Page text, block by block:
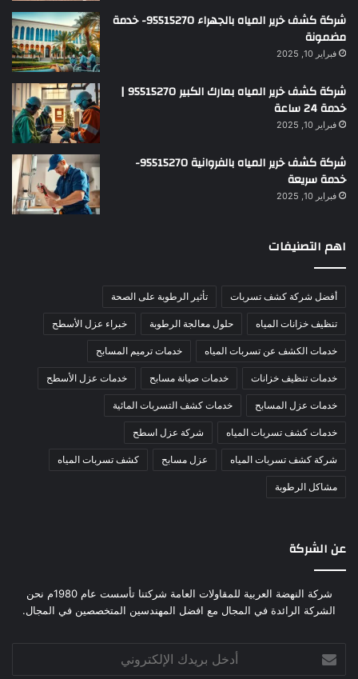
شركة كشف خرير المياه بالجهراء 95515270- خدمة
مضمونة
فبراير 10, 2025
شركة كشف خرير المياه بمارك الكبير 95515270 |
خدمة 24 ساعة
فبراير 10, 2025
شركة كشف خرير المياه بالفروانية 95515270-
خدمة سريعة
فبراير 10, 2025
اهم التصنيفات
أفضل شركة كشف تسربات تأثير الرطوبة على الصحة
تنظيف خزانات المياه حلول معالجة الرطوبة خبراء عزل الأسطح
خدمات الكشف عن تسربات المياه خدمات ترميم المسابح
خدمات تنظيف خزانات خدمات صيانة مسابح خدمات عزل الأسطح
خدمات عزل المسابح خدمات كشف التسربات المائية
خدمات كشف تسربات المياه شركة عزل اسطح
شركة كشف تسربات المياه عزل مسابح كشف تسربات المياه
مشاكل الرطوبة
عن الشركة
شركة النهضة العربية للمقاولات العامة شركتنا تأسست عام 1980م نحن
الشركة الرائدة في المجال مع افضل المهندسين المتخصصين في المجال.
بريدك